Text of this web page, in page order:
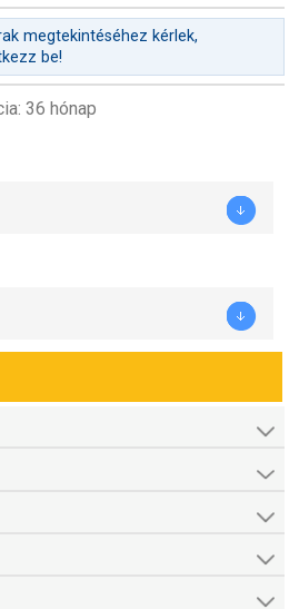
megtekintéséhez kérlek,
be!
36 hónap